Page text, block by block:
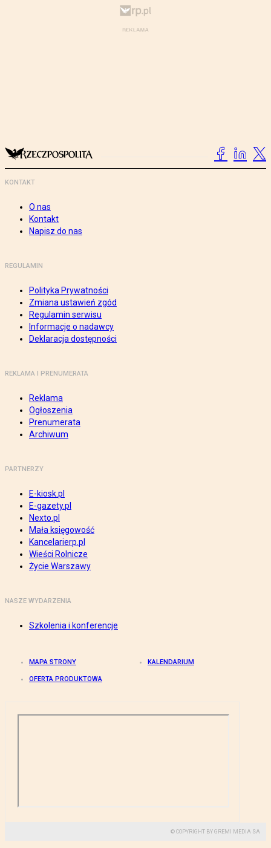
KONTAKT
O nas
Kontakt
Napisz do nas
REGULAMIN
Polityka Prywatności
Zmiana ustawień zgód
Regulamin serwisu
Informacje o nadawcy
Deklaracja dostępności
REKLAMA I PRENUMERATA
Reklama
Ogłoszenia
Prenumerata
Archiwum
PARTNERZY
E-kiosk.pl
E-gazety.pl
Nexto.pl
Mała księgowość
Kancelarierp.pl
Wieści Rolnicze
Życie Warszawy
NASZE WYDARZENIA
Szkolenia i konferencje
MAPA STRONY KALENDARIUM
OFERTA PRODUKTOWA
© COPYRIGHT BY GREMI MEDIA SA